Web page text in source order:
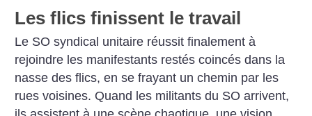
Les flics finissent le travail
Le SO syndical unitaire réussit finalement à
rejoindre les manifestants restés coincés dans la
nasse des flics, en se frayant un chemin par les
rues voisines. Quand les militants du SO arrivent,